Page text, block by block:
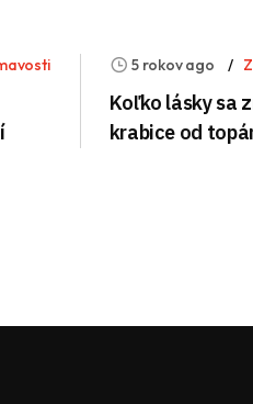
5 rokov ago
Koľko lásky sa
krabice od